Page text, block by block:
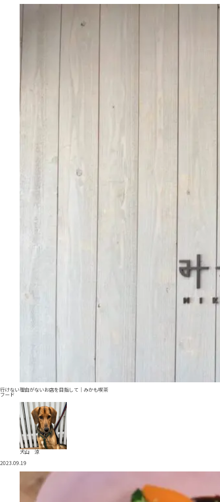
行けない理由がないお店を目指して｜みかも喫茶
フード
犬山 涼
2023.09.19